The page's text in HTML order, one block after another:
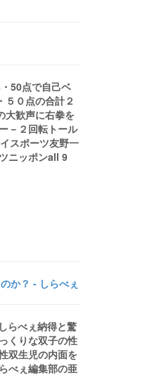
50点で自己ベ
５０点の合計２
大歓声に右拳を
－２回転トール
スポーツ友野一
ニッポンall 9
か？ - しらべぇ
らべぇ納得と驚
くりな双子の性
双生児の内面を
べぇ編集部の亜